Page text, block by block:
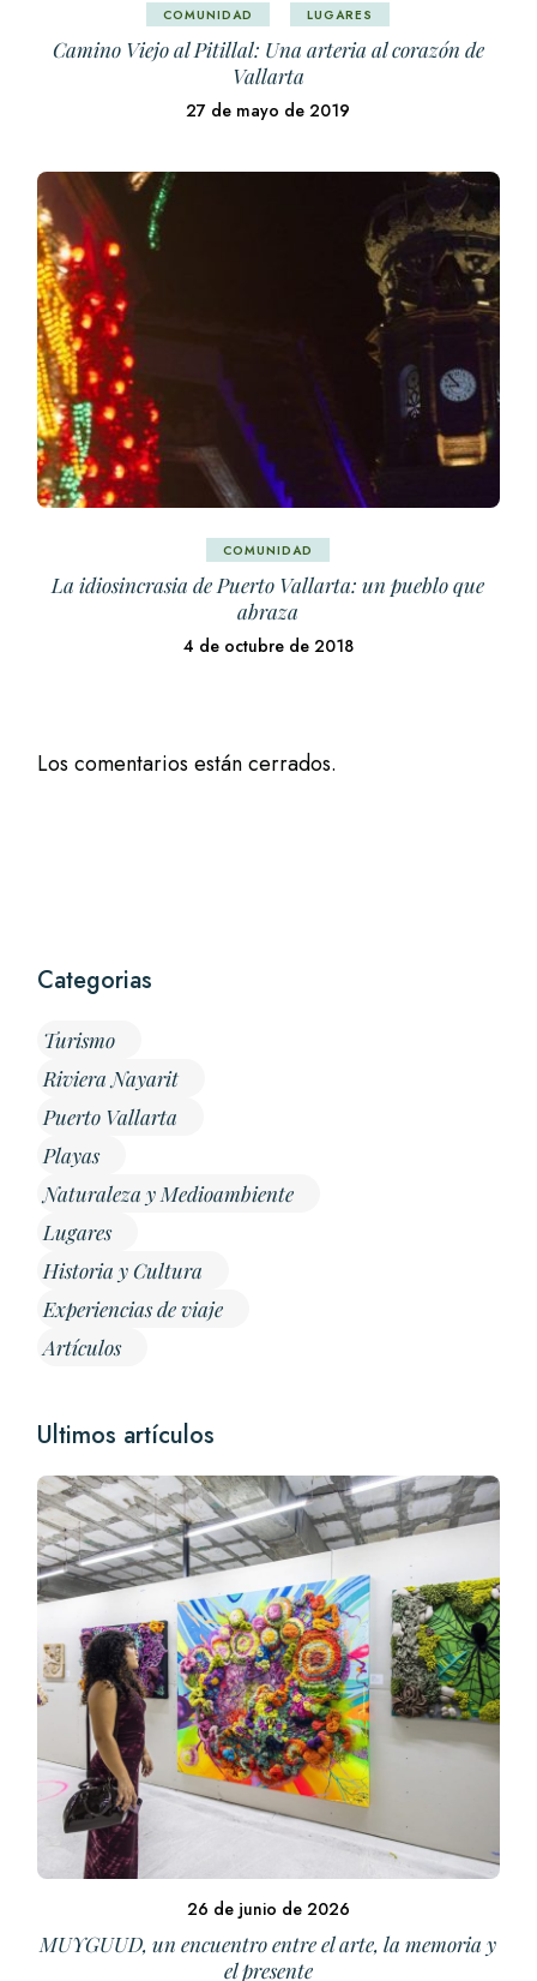
COMUNIDAD LUGARES
Camino Viejo al Pitillal: Una arteria al corazón de
Vallarta
27 de mayo de 2019
COMUNIDAD
La idiosincrasia de Puerto Vallarta: un pueblo que
abraza
4 de octubre de 2018
Los comentarios están cerrados.
Categorias
Turismo
Riviera Nayarit
Puerto Vallarta
Playas
Naturaleza y Medioambiente
Lugares
Historia y Cultura
Experiencias de viaje
Artículos
Ultimos artículos
26 de junio de 2026
MUYGUUD, un encuentro entre el arte, la memoria y
el presente